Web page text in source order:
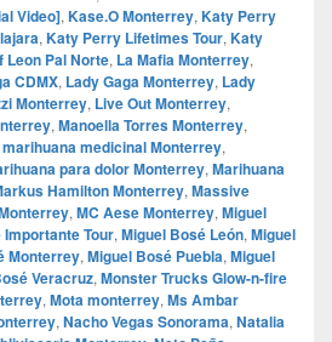
Video], Kase.O Monterrey, Katy Perry
, Katy Perry Lifetimes Tour, Katy
Leon Pal Norte, La Mafia Monterrey,
CDMX, Lady Gaga Monterrey, Lady
Monterrey, Live Out Monterrey,
, Manoella Torres Monterrey,
marihuana medicinal Monterrey,
para dolor Monterrey, Marihuana
Hamilton Monterrey, Massive
, MC Aese Monterrey, Miguel
Tour, Miguel Bosé León, Miguel
Monterrey, Miguel Bosé Puebla, Miguel
Veracruz, Monster Trucks Glow-n-fire
, Mota monterrey, Ms Ambar
, Nacho Vegas Sonorama, Natalia